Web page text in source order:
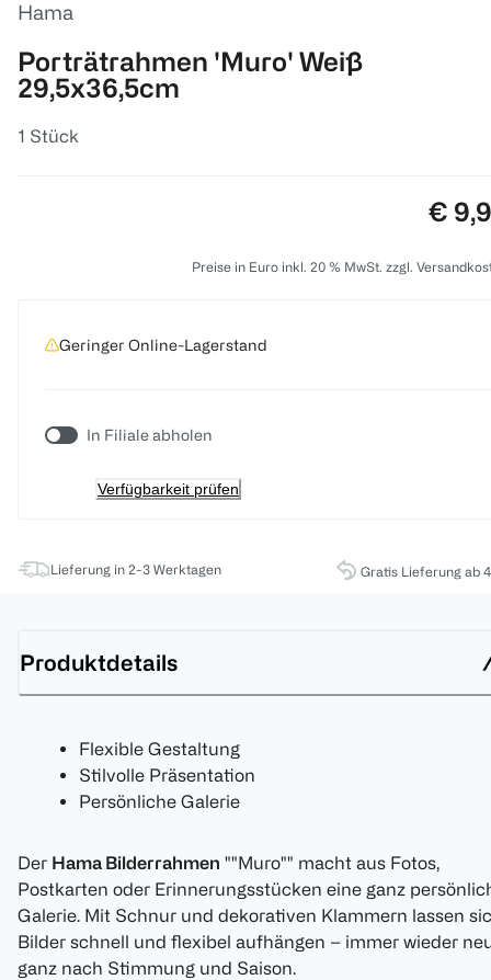
Hama
Porträtrahmen 'Muro' Weiß
29,5x36,5cm
1 Stück
€
Preise in Euro inkl. 20 % MwSt. zzgl.
Geringer Online-Lagerstand
In Filiale abholen
Verfügbarkeit prüfen
Lieferung in 2-3 Werktagen Gratis Lieferung ab
Produktdetails
Flexible Gestaltung
Stilvolle Präsentation
Persönliche Galerie
Der Hama Bilderrahmen ""Muro"" macht aus Fotos,
Postkarten oder Erinnerungsstücken eine ganz
Galerie. Mit Schnur und dekorativen Klammern lassen
Bilder schnell und flexibel aufhängen – immer wieder
ganz nach Stimmung und Saison.